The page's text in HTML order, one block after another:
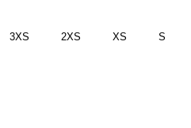
3XS 2XS XS S